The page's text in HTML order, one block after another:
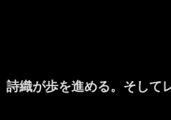
織が歩を進める。そして